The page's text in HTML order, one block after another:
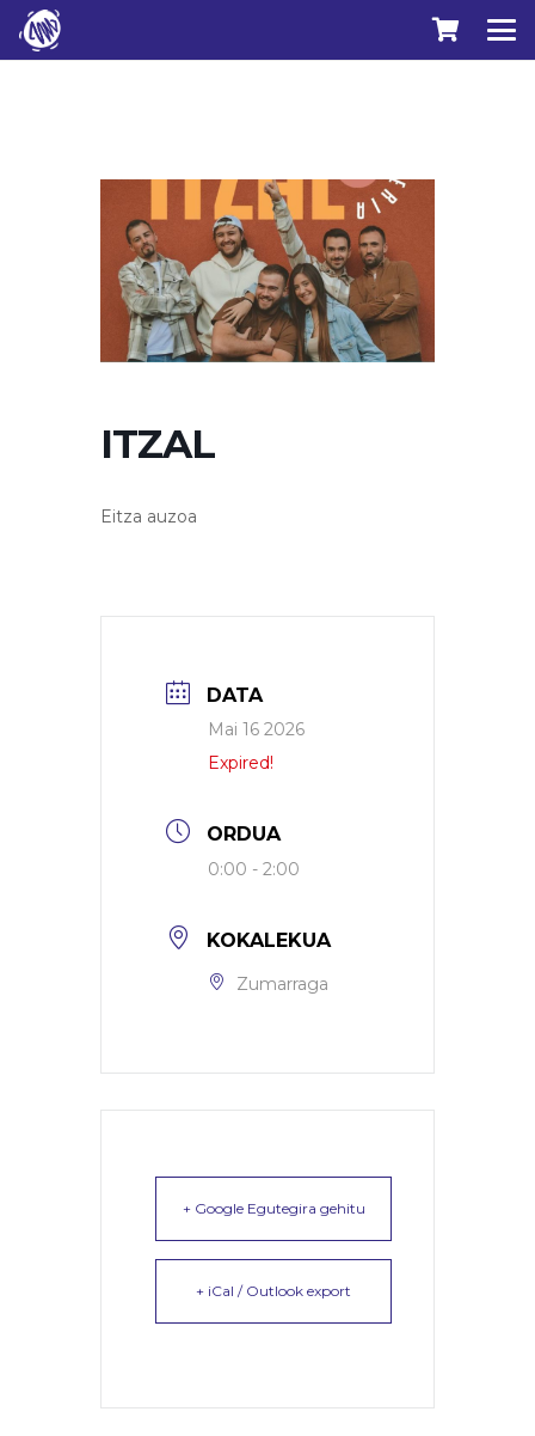
ITZAL
Eitza auzoa
DATA
Mai 16 2026
Expired!
ORDUA
0:00 - 2:00
KOKALEKUA
Zumarraga
+ Google Egutegira gehitu
+ iCal / Outlook export